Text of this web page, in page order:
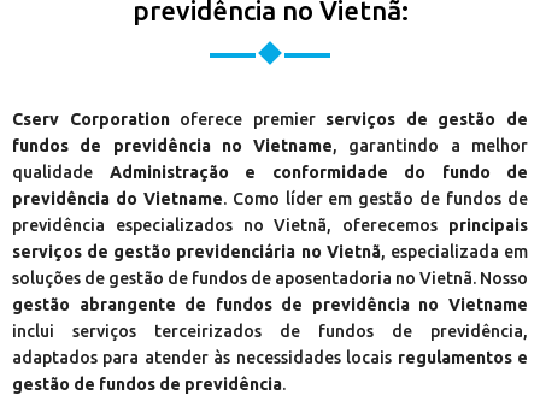
previdência no Vietnã:
Cserv Corporationoferece premier serviços de gestão de
fundos de previdência no Vietname, garantindo a melhor
qualidade Administração e conformidade do fundo de
previdência do Vietname. Como líder em gestão de fundos de
previdência especializados no Vietnã, oferecemos principais
serviços de gestão previdenciária no Vietnã, especializada em
soluções de gestão de fundos de aposentadoria no Vietnã. Nosso
gestão abrangente de fundos de previdência no Vietname
inclui serviços terceirizados de fundos de previdência,
adaptados para atender às necessidades locais regulamentos e
gestão de fundos de previdência.